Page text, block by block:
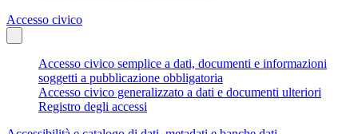
Accesso civico
Accesso civico semplice a dati, documenti e informazioni
soggetti a pubblicazione obbligatoria
Accesso civico generalizzato a dati e documenti ulteriori
Registro degli accessi